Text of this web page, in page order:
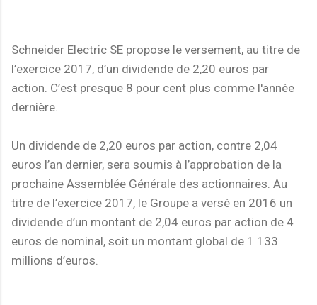
Schneider Electric SE propose le versement, au titre de
l’exercice 2017, d’un dividende de 2,20 euros par
action. C’est presque 8 pour cent plus comme l'année
dernière.
Un dividende de 2,20 euros par action, contre 2,04
euros l’an dernier, sera soumis à l’approbation de la
prochaine Assemblée Générale des actionnaires. Au
titre de l’exercice 2017, le Groupe a versé en 2016 un
dividende d’un montant de 2,04 euros par action de 4
euros de nominal, soit un montant global de 1 133
millions d’euros.